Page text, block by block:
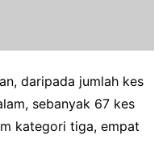
daripada jumlah kes
sebanyak 67 kes
kategori tiga, empat